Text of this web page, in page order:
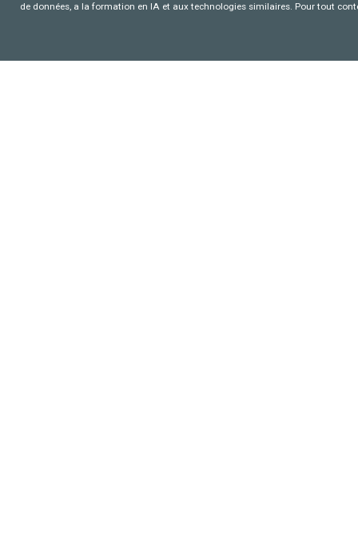
de données, a la formation en IA et aux technologies similaires. Pour tout